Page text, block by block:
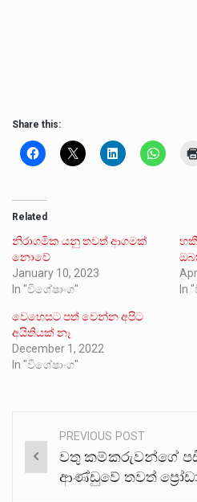
Share this:
Related
නිරාගමික යනු තවත් ආගමක්
නොවේ
January 10, 2023
In "විශේෂාංග"
In
වෙහෙසට පත් වෙන්න අපිට
අයිතියක් නෑ
December 1, 2022
In "විශේෂාංග"
Post
navigation
PREVIOUS POST
වතු කම්කරුවන්ගේ
ආණ්ඩුවේ තවත්